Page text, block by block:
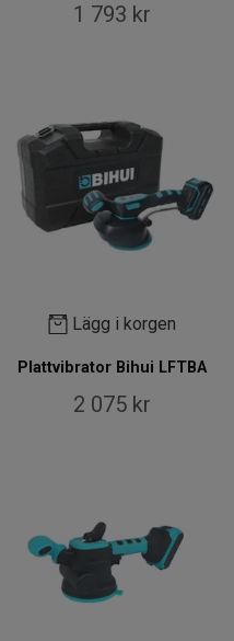
1 793 kr
Lägg i korgen
Plattvibrator Bihui LFTBA
2 075 kr